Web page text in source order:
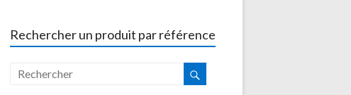
Rechercher un produit par référence